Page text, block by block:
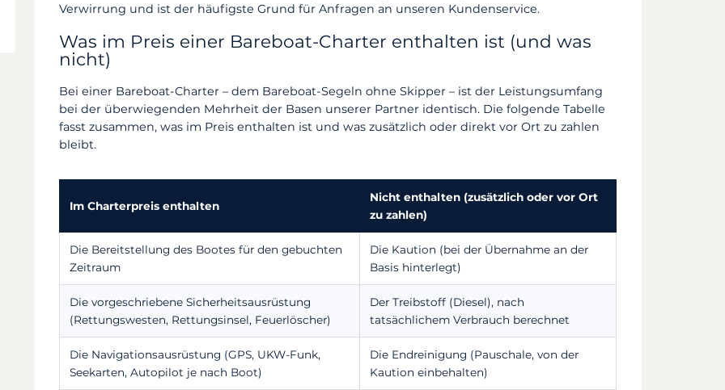
Verwirrung und ist der häufigste Grund für Anfragen an unseren Kundenservice.
Was im Preis einer Bareboat-Charter enthalten ist (und was
nicht)
Bei einer Bareboat-Charter – dem Bareboat-Segeln ohne Skipper – ist der Leistungsumfang
bei der überwiegenden Mehrheit der Basen unserer Partner identisch. Die folgende Tabelle
fasst zusammen, was im Preis enthalten ist und was zusätzlich oder direkt vor Ort zu zahlen
bleibt.
Im Charterpreis enthalten
Nicht enthalten (zusätzlich oder vor Ort
zu zahlen)
Die Bereitstellung des Bootes für den gebuchten
Zeitraum
Die Kaution (bei der Übernahme an der
Basis hinterlegt)
Die vorgeschriebene Sicherheitsausrüstung
(Rettungswesten, Rettungsinsel, Feuerlöscher)
Der Treibstoff (Diesel), nach
tatsächlichem Verbrauch berechnet
Die Navigationsausrüstung (GPS, UKW-Funk,
Seekarten, Autopilot je nach Boot)
Die Endreinigung (Pauschale, von der
Kaution einbehalten)